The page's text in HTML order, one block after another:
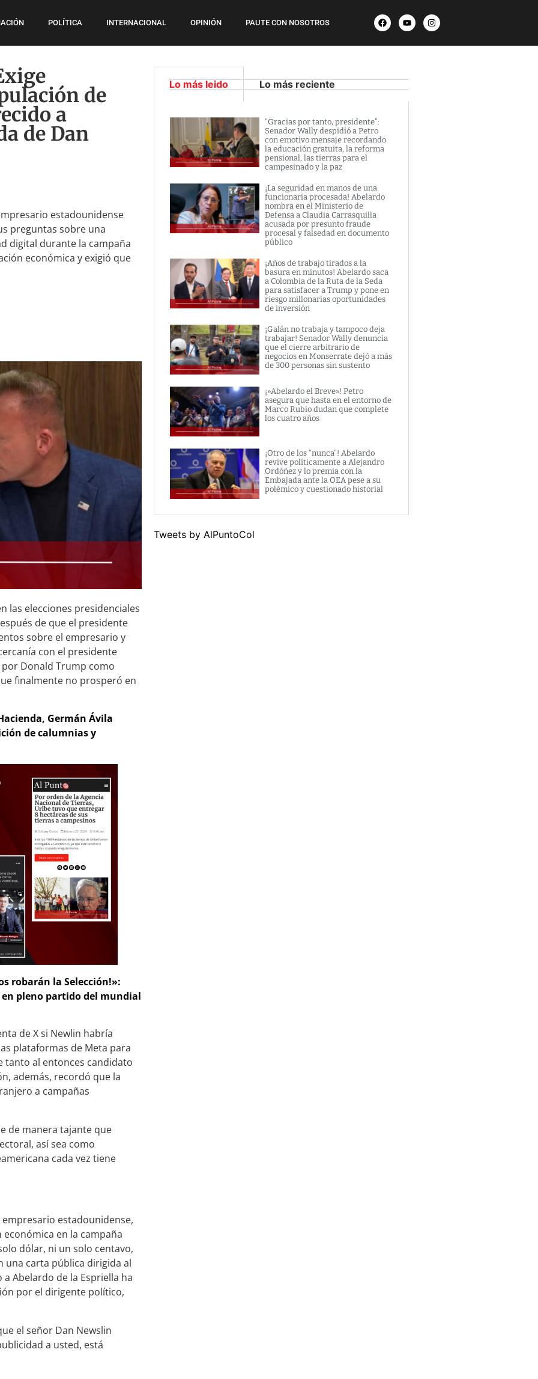
POLÍTICA INTERNACIONAL OPINIÓN PAUTE CON NOSOTROS
de
a
de Dan
estadounidense
preguntas sobre una
digital durante la campaña
económica y exigió que
las elecciones presidenciales
de que el presidente
sobre el empresario y
con el presidente
Donald Trump como
finalmente no prosperó en
Germán Ávila
de calumnias y
robarán la Selección!»:
pleno partido del mundial
de X si Newlin habría
plataformas de Meta para
tanto al entonces candidato
además, recordó que la
a campañas
de manera tajante que
así sea como
cada vez tiene
estadounidense,
en la campaña
dólar, ni un solo centavo,
una carta pública dirigida al
Abelardo de la Espriella ha
por el dirigente político,
el señor Dan Newslin
a usted, está
Lo más leido Lo más reciente
“Gracias por tanto, presidente”:
Senador Wally despidió a Petro
con emotivo mensaje recordando
la educación gratuita, la reforma
pensional, las tierras para el
campesinado y la paz
¡La seguridad en manos de una
funcionaria procesada! Abelardo
nombra en el Ministerio de
Defensa a Claudia Carrasquilla
acusada por presunto fraude
procesal y falsedad en documento
público
¡Años de trabajo tirados a la
basura en minutos! Abelardo saca
a Colombia de la Ruta de la Seda
para satisfacer a Trump y pone en
riesgo millonarias oportunidades
de inversión
¡Galán no trabaja y tampoco deja
trabajar! Senador Wally denuncia
que el cierre arbitrario de
negocios en Monserrate dejó a más
de 300 personas sin sustento
¡»Abelardo el Breve»! Petro
asegura que hasta en el entorno de
Marco Rubio dudan que complete
los cuatro años
¡Otro de los “nunca”! Abelardo
revive políticamente a Alejandro
Ordóñez y lo premia con la
Embajada ante la OEA pese a su
polémico y cuestionado historial
Tweets by AlPuntoCol